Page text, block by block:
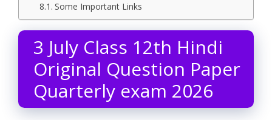
Some Important Links
3 July Class 12th Hindi
Original Question Paper
Quarterly exam 2026